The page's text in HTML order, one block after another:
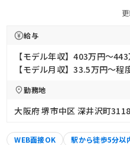
給与
【モデル年収】403万円〜
【モデル月収】33.5万円〜程
勤務地
大阪府 堺市中区 深井沢町
WEB面接OK 駅から徒歩5分以